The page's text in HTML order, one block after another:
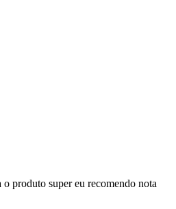
produto super eu recomendo nota